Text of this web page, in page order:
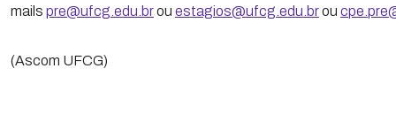
mails pre@ufcg.edu.brou estagios@ufcg.edu.brou
(Ascom UFCG)